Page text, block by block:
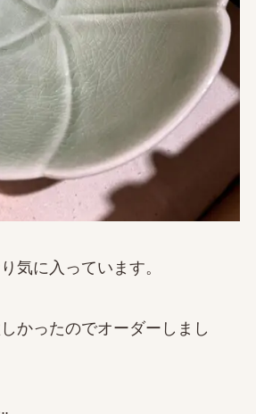
気に入っています。
かったのでオーダーしまし